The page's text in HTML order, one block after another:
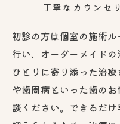
丁寧なカウンセ
初診の方は個室の施術
行い、オーダーメイド
ひとりに寄り添った治
や歯周病といった歯の
談ください。できるだ